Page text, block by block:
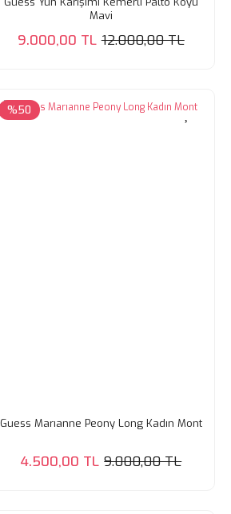
Mavi
9.000,00 TL 12.000,00 TL
%50
Guess Marıanne Peony Long Kadın Mont
4.500,00 TL 9.000,00 TL